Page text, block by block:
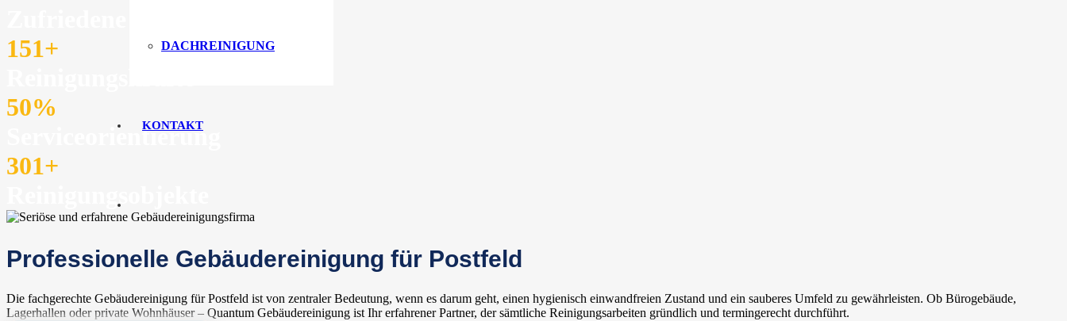
DACHREINIGUNG
KONTAKT
151+
50%
Serviceorientierung
301+
Professionelle Gebäudereinigung für Postfeld
Die fachgerechte Gebäudereinigung für Postfeld ist von zentraler Bedeutung, wenn es darum geht, einen hygienisch einwandfreien Zustand und ein sauberes Umfeld zu gewährleisten. Ob Bürogebäude,
Lagerhallen oder private Wohnhäuser – Quantum Gebäudereinigung ist Ihr erfahrener Partner, der sämtliche Reinigungsarbeiten gründlich und termingerecht durchführt.